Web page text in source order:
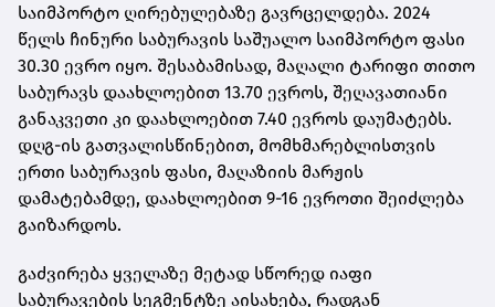
საიმპორტო ღირებულებაზე გავრცელდება. 2024
წელს ჩინური საბურავის საშუალო საიმპორტო ფასი
30.30 ევრო იყო. შესაბამისად, მაღალი ტარიფი თითო
საბურავს დაახლოებით 13.70 ევროს, შეღავათიანი
განაკვეთი კი დაახლოებით 7.40 ევროს დაუმატებს.
დღგ-ის გათვალისწინებით, მომხმარებლისთვის
ერთი საბურავის ფასი, მაღაზიის მარჟის
დამატებამდე, დაახლოებით 9-16 ევროთი შეიძლება
გაიზარდოს.
გაძვირება ყველაზე მეტად სწორედ იაფი
საბურავების სეგმენტზე აისახება, რადგან